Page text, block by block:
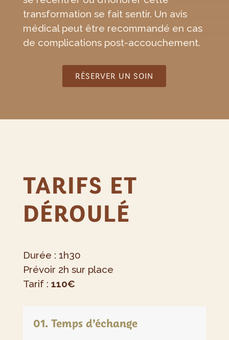
transformation se fait sentir. Un avis
médical peut être recommandé en cas
de complications post-accouchement.
RÉSERVER UN SOIN
TARIFS ET
DÉROULÉ
Durée : 1h30
Prévoir 2h sur place
Tarif : 110€
01. Temps d’échange